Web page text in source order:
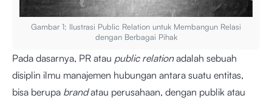
Gambar 1: Ilustrasi Public Relation untuk Membangun Relasi
dengan Berbagai Pihak
Pada dasarnya, PR atau public relationadalah sebuah
disiplin ilmu manajemen hubungan antara suatu entitas,
bisa berupa brandatau perusahaan, dengan publik atau